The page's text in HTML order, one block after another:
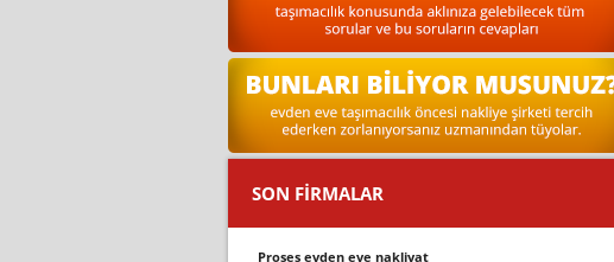
SON FİRMALAR
proses evden eve nakliyat